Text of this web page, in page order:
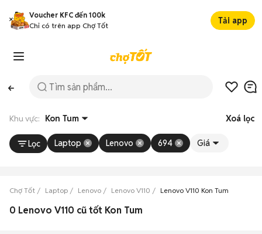
Voucher KFC đến 100k
Chỉ có trên app Chợ Tốt
Tải app
Khu vực: Kon Tum Xoá lọc
Lọc Laptop Lenovo 694 Giá
Chợ Tốt Laptop Lenovo Lenovo V110 Lenovo V110 Kon Tum
0 Lenovo V110 cũ tốt Kon Tum